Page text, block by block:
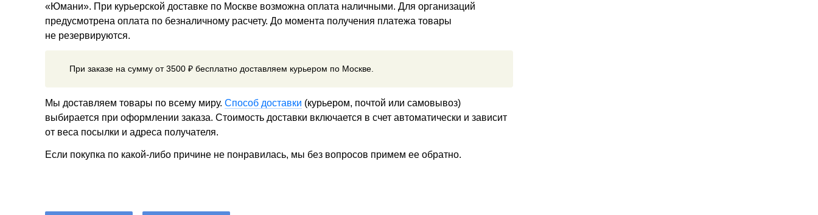
«Юмани». При курьерской доставке по Москве возможна оплата наличными. Для организаций
предусмотрена оплата по безналичному расчету. До момента получения платежа товары
не резервируются.
При заказе на сумму от 3500 ₽ бесплатно доставляем курьером по Москве.
Мы доставляем товары по всему миру. Способ доставки (курьером, почтой или самовывоз)
выбирается при оформлении заказа. Стоимость доставки включается в счет автоматически и зависит
от веса посылки и адреса получателя.
Если покупка по какой-либо причине не понравилась, мы без вопросов примем ее обратно.